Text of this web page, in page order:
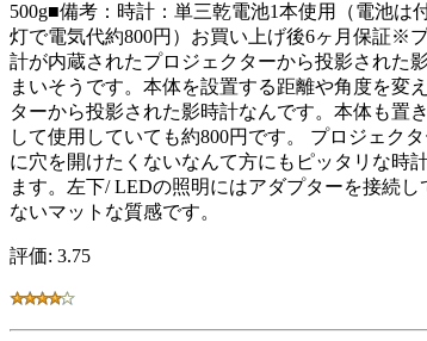
500g■備考：時計：単三乾電池1本使用（電池
灯で電気代約800円）お買い上げ後6ヶ月保証※
計が内蔵されたプロジェクターから投影された
まいそうです。本体を設置する距離や角度を変
ターから投影された影時計なんです。本体も置
して使用していても約800円です。 プロジェク
に穴を開けたくないなんて方にもピッタリな
ます。左下/ LEDの照明にはアダプターを接続
ないマットな質感です。
評価: 3.75